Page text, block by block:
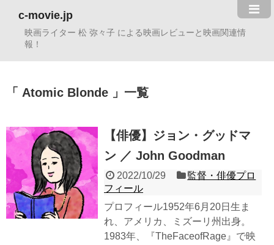
c-movie.jp
映画ライター 松 弥々子 による映画レビューと映画関連情
報！
Atomic Blonde 一覧
【俳優】ジョン・グッドマ
ン ／ John Goodman
2022/10/29
監督・俳優プロ
フィール
プロフィール1952年6月20日生ま
れ、アメリカ、ミズーリ州出身。
1983年、『TheFaceofRage』で映